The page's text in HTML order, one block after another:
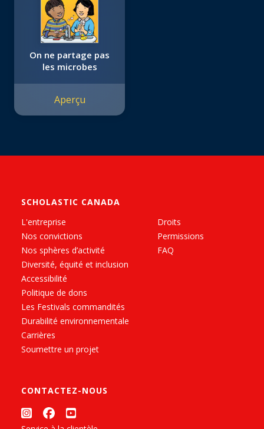
On ne partage pas
les microbes
Aperçu
SCHOLASTIC CANADA
L'entreprise
Nos convictions
Nos sphères d’activité
Diversité, équité et inclusion
Accessibilité
Politique de dons
Les Festivals commandités
Durabilité environnementale
Carrières
Soumettre un projet
Droits
Permissions
FAQ
CONTACTEZ-NOUS